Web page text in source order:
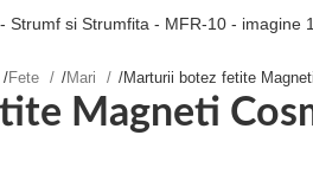
/Fete /Mari /Marturii botez fetite
Magneti